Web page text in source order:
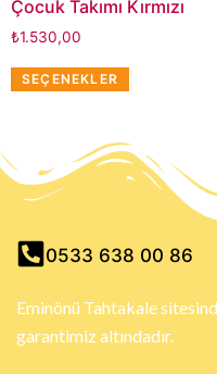
Çocuk Takımı Kırmızı
₺1.530,00
SEÇENEKLER
0533 638 00 86
Eminönü Tahtakale
garantimiz altındadır.